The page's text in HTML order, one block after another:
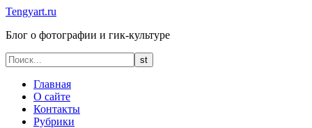
Tengyart.ru
Блог о фотографии и гик-культуре
Главная
О сайте
Контакты
Рубрики